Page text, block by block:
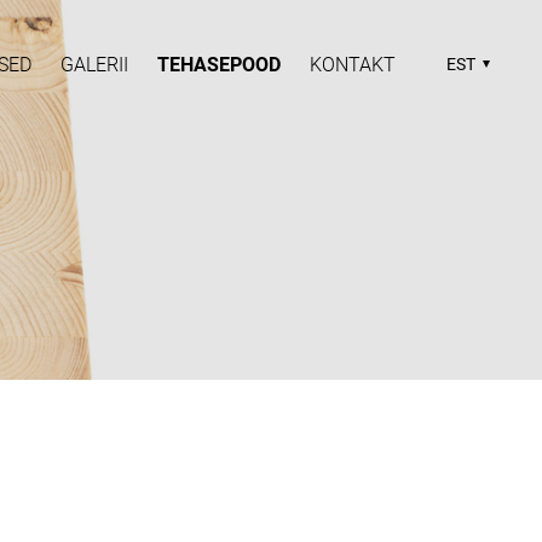
GALERII TEHASEPOOD KONTAKT EST